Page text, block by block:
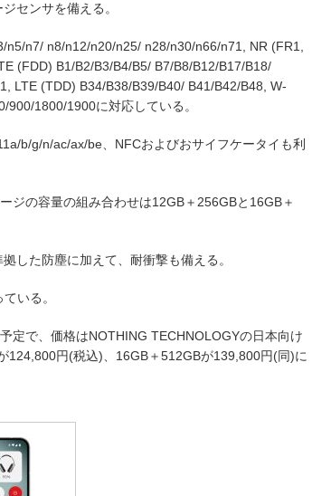
センサを備える。
n7/ n8/n12/n20/n25/ n28/n30/n66/n71, NR (FR1,
(FDD) B1/B2/B3/B4/B5/ B7/B8/B12/B17/B18/
LTE (TDD) B34/B38/B39/B40/ B41/B42/B48, W-
1800/1900に対応している。
b/g/n/ac/ax/be、NFCおよびおサイフケータイも利
ジの容量の組み合わせは12GB＋256GBと16GB＋
した防塵に加えて、耐衝撃も備える。
いる。
定で、価格はNOTHING TECHNOLOGYの日本向け
124,800円(税込)、16GB＋512GBが139,800円(同)に